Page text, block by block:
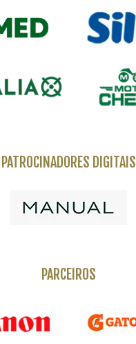
PATROCINADORES DIGITAIS
PARCEIROS